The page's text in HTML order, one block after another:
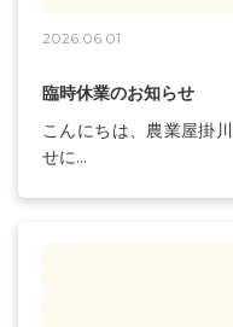
2026.06.01
臨時休業のお知らせ
こんにちは、農業屋掛
せに...